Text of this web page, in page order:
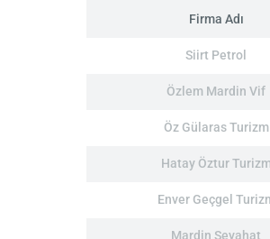
Firma Adı
Siirt Petrol
Özlem Mardin Vif
Öz Gülaras Turizm
Hatay Öztur Turizm
Enver Geçgel